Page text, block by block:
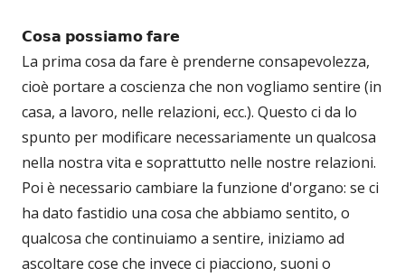
𝗖𝗼𝘀𝗮 𝗽𝗼𝘀𝘀𝗶𝗮𝗺𝗼 𝗳𝗮𝗿𝗲
La prima cosa da fare è prenderne consapevolezza,
cioè portare a coscienza che non vogliamo sentire (in
casa, a lavoro, nelle relazioni, ecc.). Questo ci da lo
spunto per modificare necessariamente un qualcosa
nella nostra vita e soprattutto nelle nostre relazioni.
Poi è necessario cambiare la funzione d'organo: se ci
ha dato fastidio una cosa che abbiamo sentito, o
qualcosa che continuiamo a sentire, iniziamo ad
ascoltare cose che invece ci piacciono, suoni o